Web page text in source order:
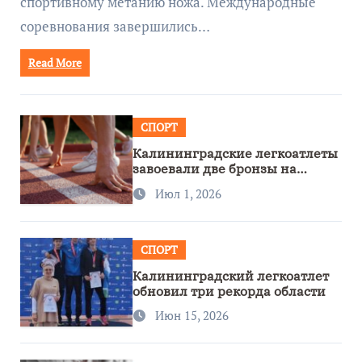
соревнования завершились…
Read More
СПОРТ
Калининградские легкоатлеты
завоевали две бронзы на
первенстве России
Июл 1, 2026
СПОРТ
Калининградский легкоатлет
обновил три рекорда области
Июн 15, 2026